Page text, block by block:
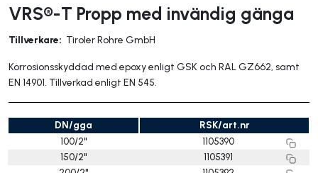
VRS®-T Propp med invändig gänga
Tillverkare: Tiroler Rohre GmbH
Korrosionsskyddad med epoxy enligt GSK och RAL GZ662, samt
EN 14901. Tillverkad enligt EN 545.
DN/gga
RSK/art.nr
100/2"
1105390
150/2"
1105391